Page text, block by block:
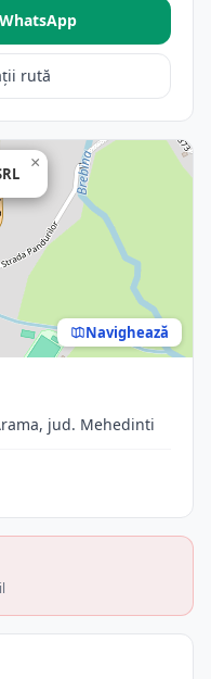
rută
×
Navighează
jud. Mehedinti